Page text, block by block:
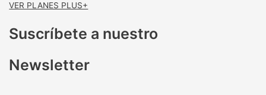
VER PLANES PLUS+
Suscríbete a nuestro
Newsletter